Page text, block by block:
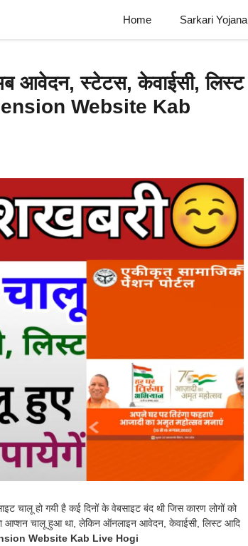
Home Sarkari Yojana
आवेदन, स्टेटस, केवाईसी, लिस्ट
Website Kab
चालू हो गयी है कई दिनों के वेबसाइट बंद थी जिस कारण लोगों को
आप्शन चालू हुआ था, लेकिन ऑनलाइन आवेदन, केवाईसी, लिस्ट आदि
Website Kab Live Hogi